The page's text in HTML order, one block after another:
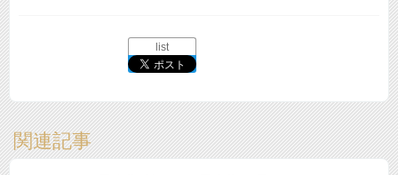
list
関連記事